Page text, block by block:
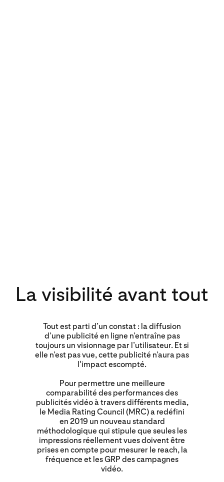
La visibilité avant tout
Tout est parti d’un constat : la diffusion
d’une publicité en ligne n’entraîne pas
toujours un visionnage par l’utilisateur. Et si
elle n’est pas vue, cette publicité n’aura pas
l'impact escompté.
Pour permettre une meilleure
comparabilité des performances des
publicités vidéo à travers différents media,
le Media Rating Council (MRC) a redéfini
en 2019 un nouveau standard
méthodologique qui stipule que seules les
impressions réellement vues doivent être
prises en compte pour mesurer le reach, la
fréquence et les GRP des campagnes
vidéo.